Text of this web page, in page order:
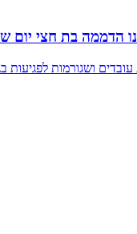
הדממה בת חצי
ושגורמות לפגיעות